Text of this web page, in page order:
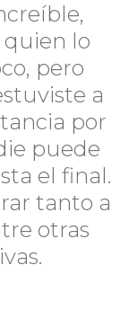
lo
pero
a
por
puede
el final.
tanto a
otras